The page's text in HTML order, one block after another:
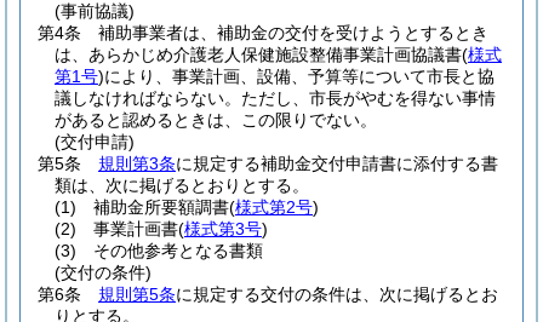
(事前協議)
第4条
補助事業者は、補助金の交付を受けようとするとき
は、あらかじめ介護老人保健施設整備事業計画協議書(様式
第1号)により、事業計画、設備、予算等について市長と協
議しなければならない。 ただし、市長がやむを得ない事情
があると認めるときは、この限りでない。
(交付申請)
第5条
規則第3条に規定する補助金交付申請書に添付する書
類は、次に掲げるとおりとする。
(1)
補助金所要額調書(様式第2号)
(2)
事業計画書(様式第3号)
(3)
その他参考となる書類
(交付の条件)
第6条
規則第5条に規定する交付の条件は、次に掲げるとお
りとする。